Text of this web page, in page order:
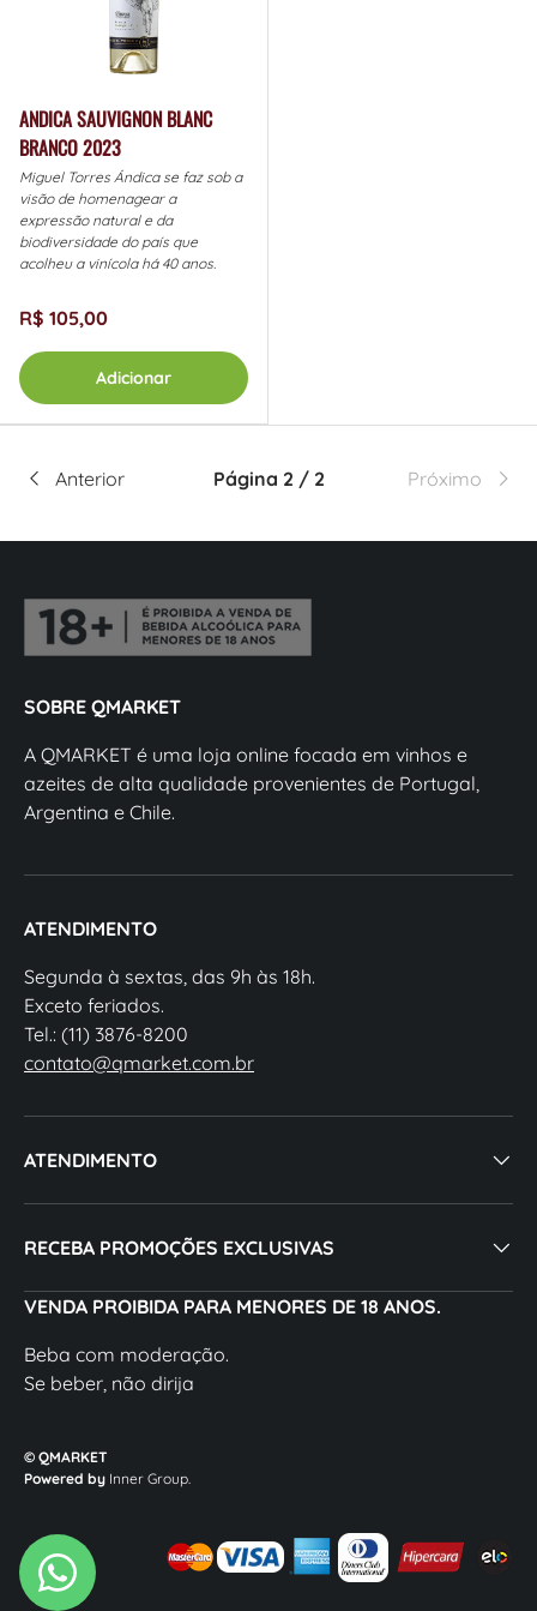
ANDICA SAUVIGNON BLANC
BRANCO 2023
Miguel Torres Ándica se faz sob a
visão de homenagear a
expressão natural e da
biodiversidade do país que
acolheu a vinícola há 40 anos.
R$ 105,00
Adicionar
Anterior Página 2 / 2 Próximo
SOBRE QMARKET
A QMARKET é uma loja online focada em vinhos e
azeites de alta qualidade provenientes de Portugal,
Argentina e Chile.
ATENDIMENTO
Segunda à sextas, das 9h às 18h.
Exceto feriados.
Tel.: (11) 3876-8200
contato@qmarket.com.br
ATENDIMENTO
RECEBA PROMOÇÕES EXCLUSIVAS
VENDA PROIBIDA PARA MENORES DE 18 ANOS.
Beba com moderação.
Se beber, não dirija
© QMARKET
Powered by Inner Group.